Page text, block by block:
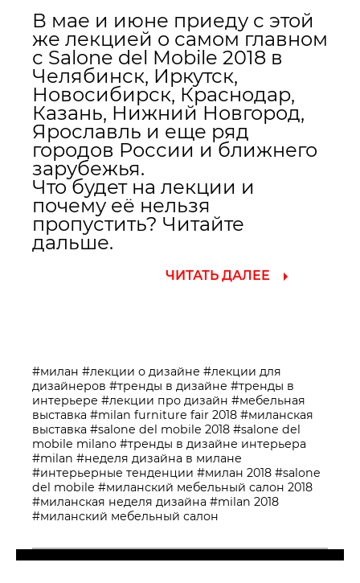
В мае и июне приеду с этой
же лекцией о самом главном
с Salone del Mobile 2018 в
Челябинск, Иркутск,
Новосибирск, Краснодар,
Казань, Нижний Новгород,
Ярославль и еще ряд
городов России и ближнего
зарубежья.
Что будет на лекции и
почему её нельзя
пропустить? Читайте
дальше.
ЧИТАТЬ ДАЛЕЕ
#милан #лекции о дизайне #лекции для
дизайнеров #тренды в дизайне #тренды в
интерьере #лекции про дизайн #мебельная
выставка #milan furniture fair 2018 #миланская
выставка #salone del mobile 2018 #salone del
mobile milano #тренды в дизайне интерьера
#milan #неделя дизайна в милане
#интерьерные тенденции #милан 2018 #salone
del mobile #миланский мебельный салон 2018
#миланская неделя дизайна #milan 2018
#миланский мебельный салон